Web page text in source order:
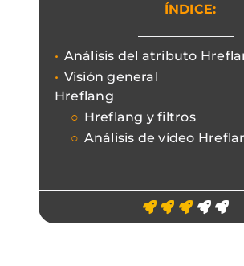
ÍNDICE:
Análisis del atributo Hreflang para la gestión de la
Visión general
Hreflang
Hreflang y filtros
Análisis de vídeo